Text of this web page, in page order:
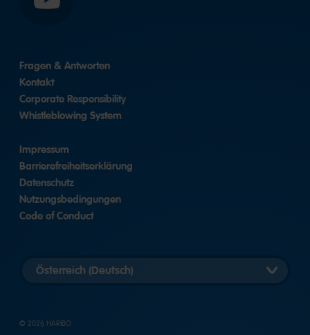
YouTube
Fragen & Antworten
Kontakt
Corporate Responsibility
Whistleblowing System
Impressum
Barrierefreiheitserklärung
Datenschutz
Nutzungsbedingungen
Code of Conduct
Länderversion
auswählen
© 2026 HARIBO